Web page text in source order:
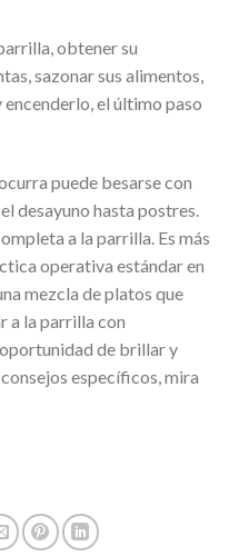
obtener su
sazonar sus alimentos,
el último paso
puede besarse con
desayuno hasta postres.
a la parrilla. Es más
operativa estándar en
mezcla de platos que
a la parrilla con
de brillar y
específicos, mira